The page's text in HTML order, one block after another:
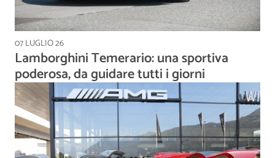
07 LUGLIO 26
Lamborghini Temerario: una sportiva
poderosa, da guidare tutti i giorni